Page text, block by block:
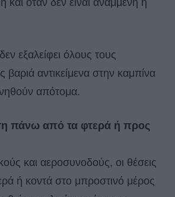
και όταν δεν είναι αναμμένη η
εξαλείφει όλους τους
βαριά αντικείμενα στην καμπίνα
απότομα.
πάνω από τα φτερά ή προς
και αεροσυνοδούς, οι θέσεις
ή κοντά στο μπροστινό μέρος